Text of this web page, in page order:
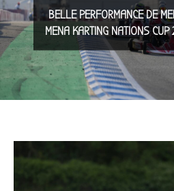
BELLE PERFORMANCE DE
MENA KARTING NATIONS